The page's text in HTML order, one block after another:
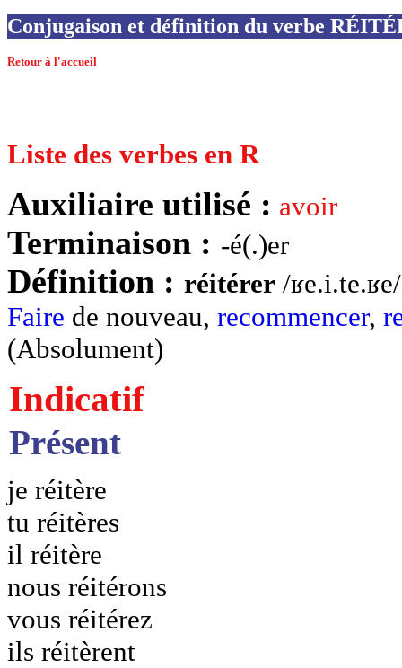
Conjugaison et définition du verbe
Retour à l'accueil
Liste des verbes en R
Auxiliaire utilisé : avoir
Terminaison : -é(.)er
Définition : réitérer /
Faire de nouveau, recommencer,
(Absolument)
Indicatif
Présent
je réitère
tu réitères
il réitère
nous réitérons
vous réitérez
ils réitèrent